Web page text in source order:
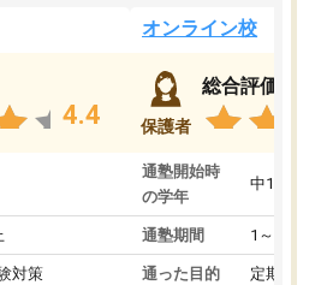
4.4
対策
オンライン校
保護者
総合評価
通塾開始時
の学年
中1
通塾期間 1～3ヵ月
通った目的 定期テス